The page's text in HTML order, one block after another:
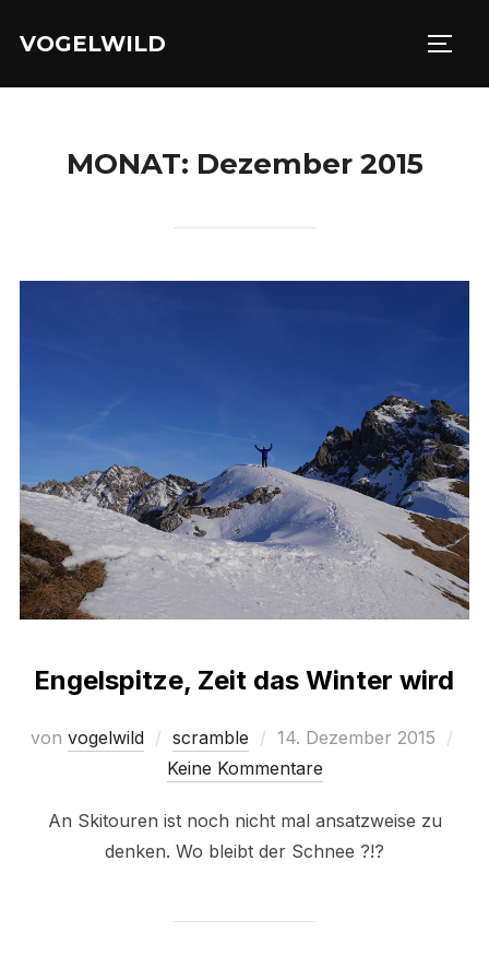
Inhalten
VOGELWILD
MONAT: Dezember 2015
Engelspitze, Zeit das Winter wird
von vogelwild scramble
Veröffentlicht
am
14. Dezember 2015
Keine Kommentare
An Skitouren ist noch nicht mal ansatzweise zu
denken. Wo bleibt der Schnee ?!?